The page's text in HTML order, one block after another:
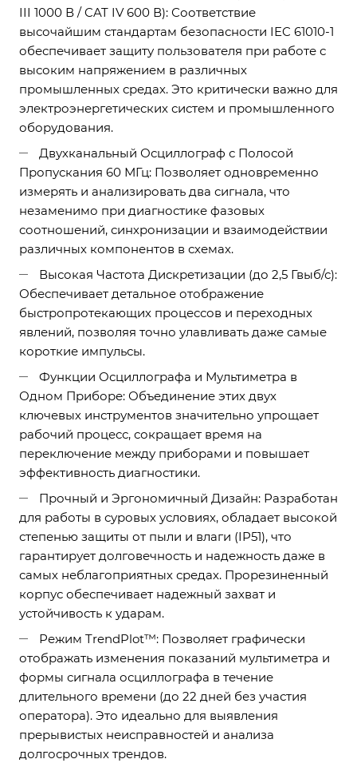
III 1000 В / CAT IV 600 В): Соответствие
высочайшим стандартам безопасности IEC 61010-1
обеспечивает защиту пользователя при работе с
высоким напряжением в различных
промышленных средах. Это критически важно для
электроэнергетических систем и промышленного
оборудования.
Двухканальный Осциллограф с Полосой
Пропускания 60 МГц: Позволяет одновременно
измерять и анализировать два сигнала, что
незаменимо при диагностике фазовых
соотношений, синхронизации и взаимодействии
различных компонентов в схемах.
Высокая Частота Дискретизации (до 2,5 Гвыб/с):
Обеспечивает детальное отображение
быстропротекающих процессов и переходных
явлений, позволяя точно улавливать даже самые
короткие импульсы.
Функции Осциллографа и Мультиметра в
Одном Приборе: Объединение этих двух
ключевых инструментов значительно упрощает
рабочий процесс, сокращает время на
переключение между приборами и повышает
эффективность диагностики.
Прочный и Эргономичный Дизайн: Разработан
для работы в суровых условиях, обладает высокой
степенью защиты от пыли и влаги (IP51), что
гарантирует долговечность и надежность даже в
самых неблагоприятных средах. Прорезиненный
корпус обеспечивает надежный захват и
устойчивость к ударам.
Режим TrendPlot™: Позволяет графически
отображать изменения показаний мультиметра и
формы сигнала осциллографа в течение
длительного времени (до 22 дней без участия
оператора). Это идеально для выявления
прерывистых неисправностей и анализа
долгосрочных трендов.